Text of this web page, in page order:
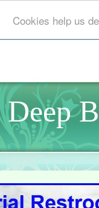
Cookies help us
Deep